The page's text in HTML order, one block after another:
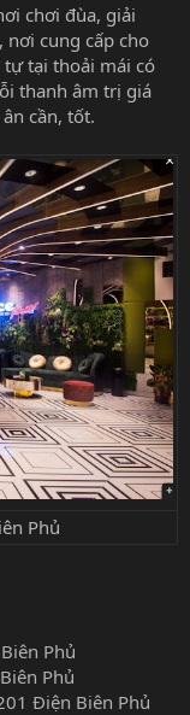
chơi đùa, giải
nơi cung cấp cho
tại thoải mái có
thanh âm trị giá
cần, tốt.
Phủ
Phủ
Phủ
Điện Biên Phủ